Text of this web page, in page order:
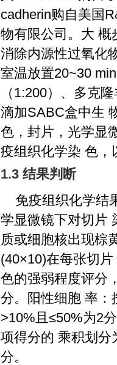
cadherin购自美国
物有限公司。大 概
消除内源性过氧化
室温放置20~30
（1:200）、多克
滴加SABC盒中生
色，封片，光学显
疫组织化学染 色，
1.3 结果判断
免疫组织化学结
学显微镜下对切片
质或细胞核出现棕
(40×10)在每张切
色的强弱程度评分
分。阳性细胞 率：
>10%且≤50%为2
项得分的 乘积划分
分。